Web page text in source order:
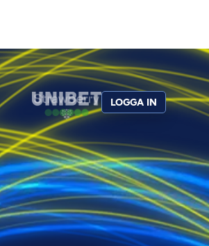
LOGGA IN